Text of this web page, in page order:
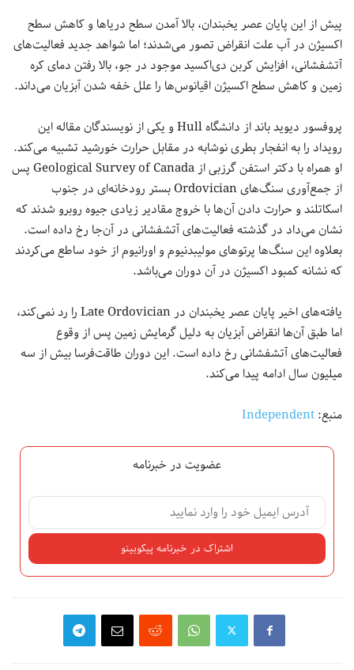
پیش از این پایان عصر یخبندان، بالا آمدن سطح دریا‌ها و کاهش سطح
اکسیژن در آب‌ علت انقراض تصور می‌شدند؛ اما شواهد جدید فعالیت‌های
آتشفشانی، افزایش کربن دی‌اکسید موجود در جو، بالا رفتن دمای کره
زمین و کاهش سطح اکسیژن اقیانوس‌ها را علل خفه شدن آبزیان می‌داند.
پروفسور دیوید باند از دانشگاه Hull و یکی از نویسندگان مقاله این
رویداد را به انفجار بطری نوشابه در مقابل حرارت خورشید تشبیه می‎‌کند.
او همراه با دکتر استفن گرزبی از Geological Survey of Canada پس
از جمع‌آوری سنگ‌های Ordovician بستر رودخانه‌ای در جنوب
اسکاتلند و حرارت دادن آن‌ها با خروج مقادیر زیادی جیوه روبرو شدند که
نشان می‌داد در گذشته فعالیت‌های آتشفشانی در آن‌جا رخ داده است.
بعلاوه این سنگ‌ها پرتوهای مولیبدنیوم و اورانیوم از خود ساطع می‌کردند
که نشانه کمبود اکسیژن در آن دوران می‌باشد.
یافته‌های اخیر پایان عصر یخبندان در Late Ordovician را رد نمی‌کند،
اما طبق آن‌ها انقراض آبزیان به دلیل گرمایش زمین پس از وقوع
فعالیت‌های آتشفشانی رخ داده است. این دوران طاقت‌فرسا بیش از سه
میلیون سال ادامه پیدا می‌کند.
منبع:Independent
عضویت در خبرنامه